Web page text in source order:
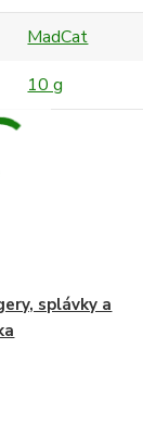
MadCat
10 g
splávky a